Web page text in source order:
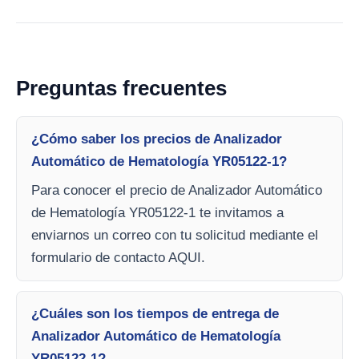
Preguntas frecuentes
¿Cómo saber los precios de Analizador
Automático de Hematología YR05122-1?
Para conocer el precio de Analizador Automático
de Hematología YR05122-1 te invitamos a
enviarnos un correo con tu solicitud mediante el
formulario de contacto AQUI.
¿Cuáles son los tiempos de entrega de
Analizador Automático de Hematología